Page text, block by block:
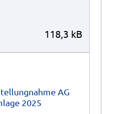
118,3 kB
AG
2025